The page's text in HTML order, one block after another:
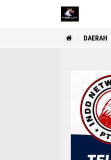
DAERAH